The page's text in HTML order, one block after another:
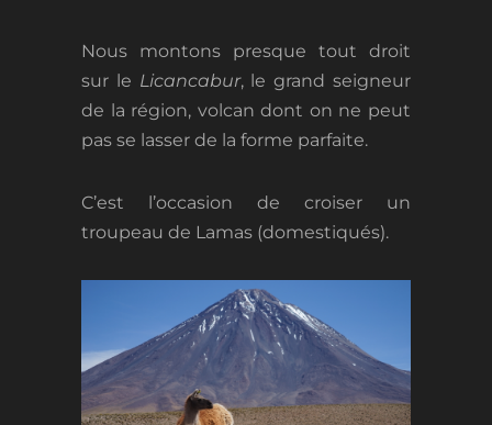
Nous montons presque tout droit
sur le Licancabur, le grand seigneur
de la région, volcan dont on ne peut
pas se lasser de la forme parfaite.
C’est l’occasion de croiser un
troupeau de Lamas (domestiqués).